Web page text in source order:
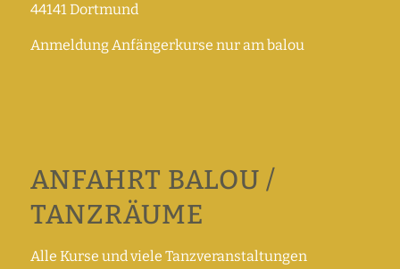
44141 Dortmund
Anmeldung Anfängerkurse nur am balou
ANFAHRT BALOU /
TANZRÄUME
Alle Kurse und viele Tanzveranstaltungen